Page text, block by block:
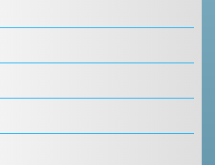
STAFF TECNICO
VOLA CON NOI